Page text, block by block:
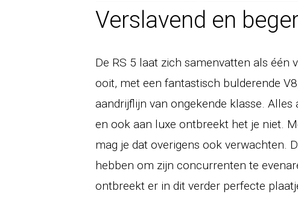
Verslavend en
De RS 5 laat zich samenvatten als één
ooit, met een fantastisch bulderende
aandrijflijn van ongekende klasse.
en ook aan luxe ontbreekt het je niet.
mag je dat overigens ook verwachten.
hebben om zijn concurrenten te
ontbreekt er in dit verder perfecte